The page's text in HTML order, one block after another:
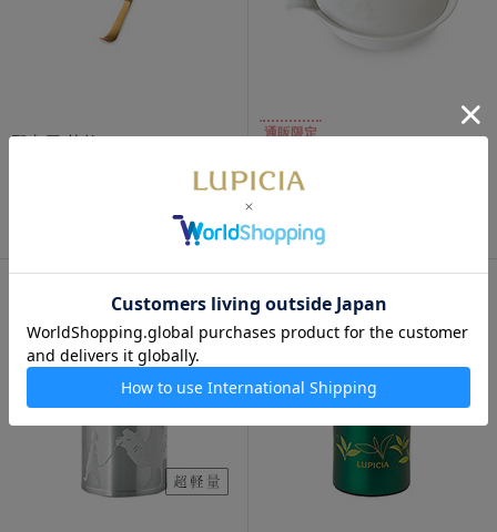
野点用 茶杓
600円
通販限定
龍浮 宝瓶